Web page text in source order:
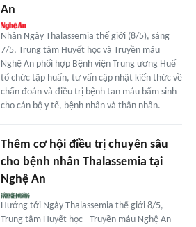
An
Nhân Ngày Thalassemia thế giới (8/5), sáng
7/5, Trung tâm Huyết học và Truyền máu
Nghệ An phối hợp Bệnh viện Trung ương Huế
tổ chức tập huấn, tư vấn cập nhật kiến thức về
chẩn đoán và điều trị bệnh tan máu bẩm sinh
cho cán bộ y tế, bệnh nhân và thân nhân.
Thêm cơ hội điều trị chuyên sâu
cho bệnh nhân Thalassemia tại
Nghệ An
Hướng tới Ngày Thalassemia thế giới 8/5,
Trung tâm Huyết học - Truyền máu Nghệ An